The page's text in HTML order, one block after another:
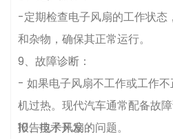
-定期检查电子风扇的工作状态
和杂物，确保其正常运行。
9、故障诊断：
- 如果电子风扇不工作或工作
机过热。现代汽车通常配备故
报告电子风扇的问题。
10、技术开发：